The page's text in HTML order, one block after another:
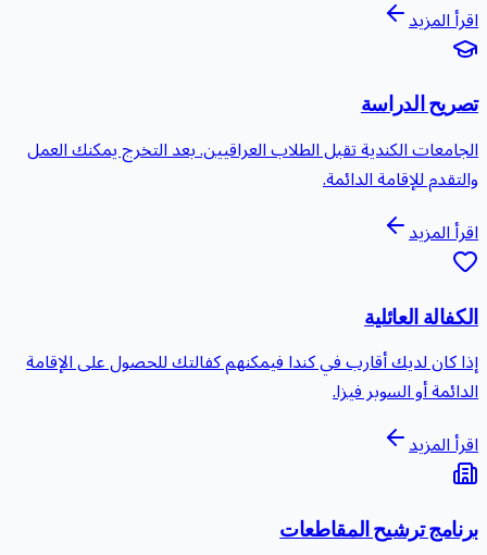
المزيد
الدراسة
الكندية تقبل الطلاب العراقيين. بعد التخرج يمكنك العمل
للإقامة الدائمة.
المزيد
العائلية
كان لديك أقارب في كندا فيمكنهم كفالتك للحصول على الإقامة
أو السوبر فيزا.
المزيد
ترشيح المقاطعات